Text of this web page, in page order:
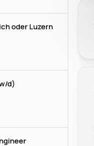
oder Luzern
d)